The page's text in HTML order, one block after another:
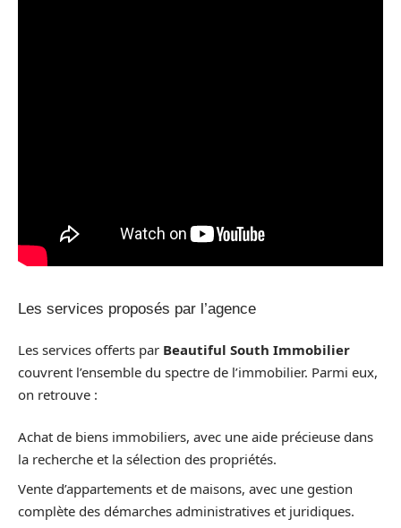
Les services proposés par l’agence
Les services offerts par Beautiful South Immobilier
couvrent l’ensemble du spectre de l’immobilier. Parmi eux,
on retrouve :
Achat de biens immobiliers, avec une aide précieuse dans
la recherche et la sélection des propriétés.
Vente d’appartements et de maisons, avec une gestion
complète des démarches administratives et juridiques.